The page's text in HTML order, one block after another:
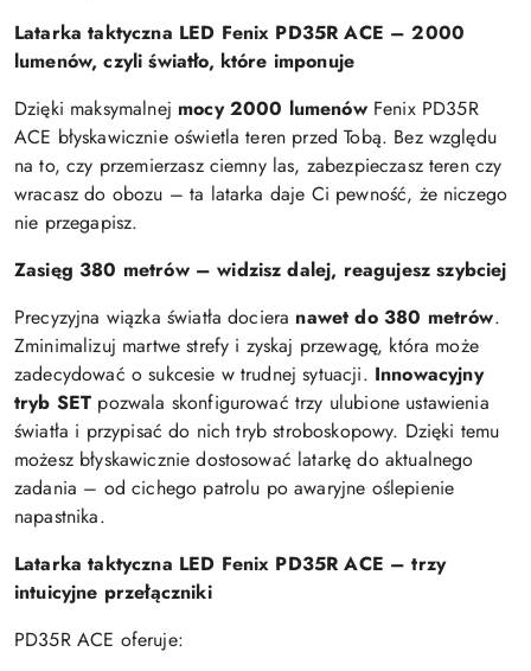
Latarka taktyczna LED Fenix PD35R ACE – 2000
lumenów, czyli światło, które imponuje
Dzięki maksymalnej mocy 2000 lumenów Fenix PD35R
ACE błyskawicznie oświetla teren przed Tobą. Bez względu
na to, czy przemierzasz ciemny las, zabezpieczasz teren czy
wracasz do obozu – ta latarka daje Ci pewność, że niczego
nie przegapisz.
Zasięg 380 metrów – widzisz dalej, reagujesz szybciej
Precyzyjna wiązka światła dociera nawet do 380 metrów.
Zminimalizuj martwe strefy i zyskaj przewagę, która może
zadecydować o sukcesie w trudnej sytuacji. Innowacyjny
tryb SET pozwala skonfigurować trzy ulubione ustawienia
światła i przypisać do nich tryb stroboskopowy. Dzięki temu
możesz błyskawicznie dostosować latarkę do aktualnego
zadania – od cichego patrolu po awaryjne oślepienie
napastnika.
Latarka taktyczna LED Fenix PD35R ACE – trzy
intuicyjne przełączniki
PD35R ACE oferuje: